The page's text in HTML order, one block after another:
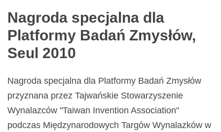
Nagroda specjalna dla
Platformy Badań Zmysłów,
Seul 2010
Nagroda specjalna dla Platformy Badań Zmysłów
przyznana przez Tajwańskie Stowarzyszenie
Wynalazców "Taiwan Invention Association"
podczas Międzynarodowych Targów Wynalazków w